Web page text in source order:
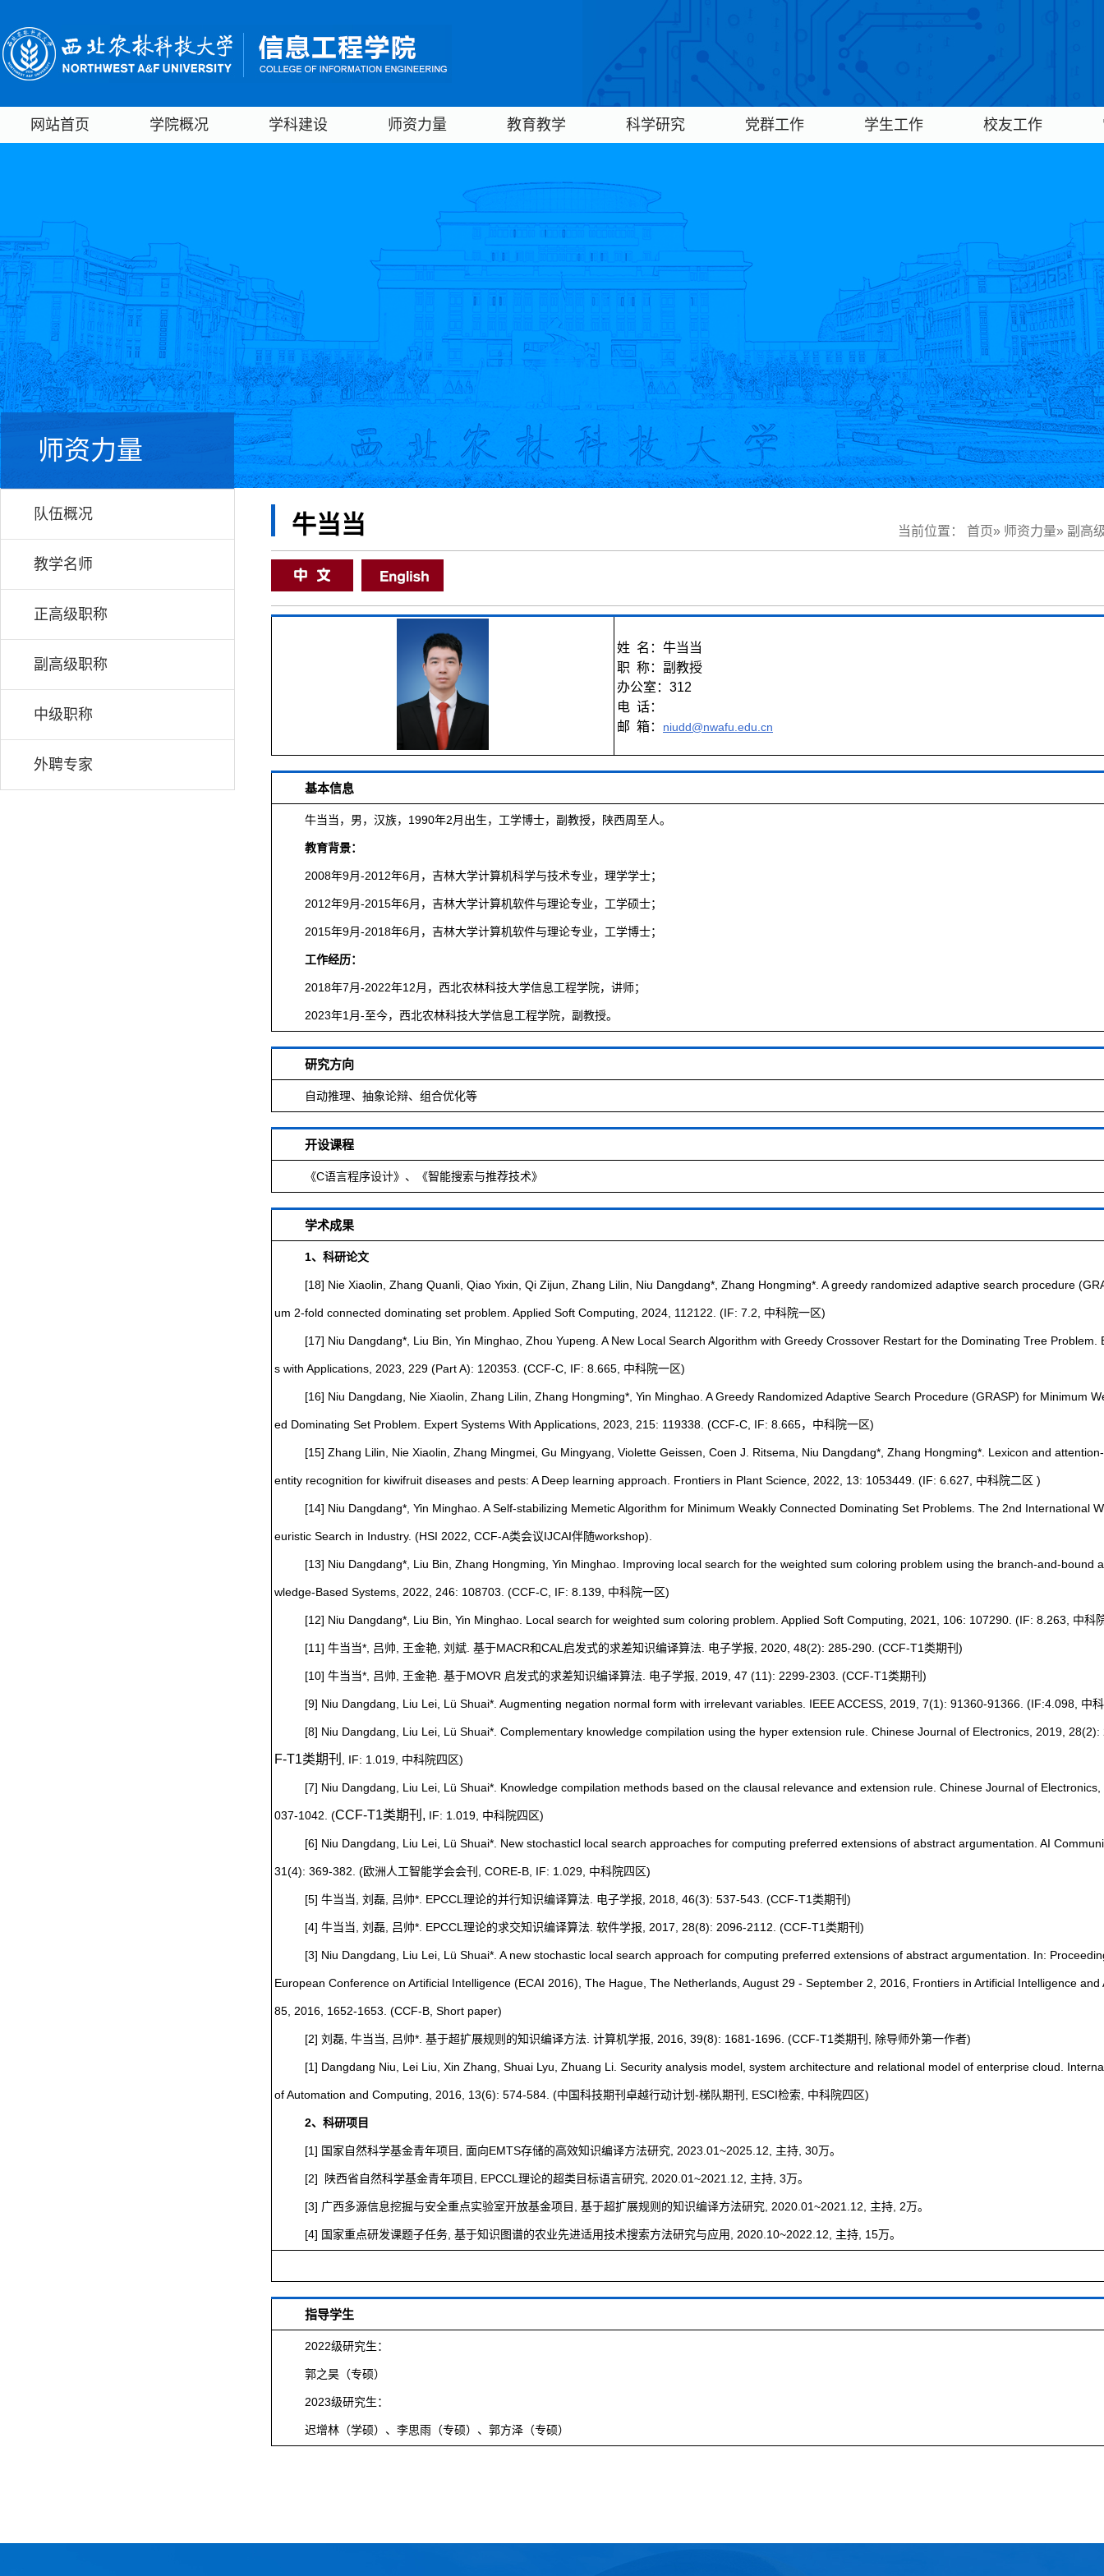
网站首页 学院概况 学科建设 师资力量 教育教学 科学研究 党群工作 学生工作 校友工作
师资力量
队伍概况
教学名师
正高级职称
副高级职称
中级职称
外聘专家
当前位置： 首页» 师资力量» 副高
牛当当
姓 名：牛当当
职 称：副教授
办公室：312
电 话：
邮 箱： niudd@nwafu.edu.cn
基本信息
牛当当，男，汉族，1990年2月出生，工学博士，副教授，陕西周至人。
教育背景：
2008年9月-2012年6月，吉林大学计算机科学与技术专业，理学学士；
2012年9月-2015年6月，吉林大学计算机软件与理论专业，工学硕士；
2015年9月-2018年6月，吉林大学计算机软件与理论专业，工学博士；
工作经历：
2018年7月-2022年12月，西北农林科技大学信息工程学院，讲师；
2023年1月-至今，西北农林科技大学信息工程学院，副教授。
研究方向
自动推理、抽象论辩、组合优化等
开设课程
《C语言程序设计》、《智能搜索与推荐技术》
学术成果
1、科研论文
[18] Nie Xiaolin, Zhang Quanli, Qiao Yixin, Qi Zijun, Zhang Lilin, Niu Dangdang*, Zhang Hongming*. A greedy randomized adaptive search procedure
um 2-fold connected dominating set problem. Applied Soft Computing, 2024, 112122. (IF: 7.2, 中科院一区)
[17] Niu Dangdang*, Liu Bin, Yin Minghao, Zhou Yupeng. A New Local Search Algorithm with Greedy Crossover Restart for the Dominating Tree Problem.
s with Applications, 2023, 229 (Part A): 120353. (CCF-C, IF: 8.665, 中科院一区)
[16] Niu Dangdang, Nie Xiaolin, Zhang Lilin, Zhang Hongming*, Yin Minghao. A Greedy Randomized Adaptive Search Procedure (GRASP) for Minimum
ed Dominating Set Problem. Expert Systems With Applications, 2023, 215: 119338. (CCF-C, IF: 8.665，中科院一区)
[15] Zhang Lilin, Nie Xiaolin, Zhang Mingmei, Gu Mingyang, Violette Geissen, Coen J. Ritsema, Niu Dangdang*, Zhang Hongming*. Lexicon and
entity recognition for kiwifruit diseases and pests: A Deep learning approach. Frontiers in Plant Science, 2022, 13: 1053449. (IF: 6.627, 中科院二区 )
[14] Niu Dangdang*, Yin Minghao. A Self-stabilizing Memetic Algorithm for Minimum Weakly Connected Dominating Set Problems. The 2nd International
euristic Search in Industry. (HSI 2022, CCF-A类会议IJCAI伴随workshop).
[13] Niu Dangdang*, Liu Bin, Zhang Hongming, Yin Minghao. Improving local search for the weighted sum coloring problem using the branch-and-bound
wledge-Based Systems, 2022, 246: 108703. (CCF-C, IF: 8.139, 中科院一区)
[12] Niu Dangdang*, Liu Bin, Yin Minghao. Local search for weighted sum coloring problem. Applied Soft Computing, 2021, 106: 107290. (IF: 8.263, 中科
[11] 牛当当*, 吕帅, 王金艳, 刘斌. 基于MACR和CAL启发式的求差知识编译算法. 电子学报, 2020, 48(2): 285-290. (CCF-T1类期刊)
[10] 牛当当*, 吕帅, 王金艳. 基于MOVR 启发式的求差知识编译算法. 电子学报, 2019, 47 (11): 2299-2303. (CCF-T1类期刊)
[9] Niu Dangdang, Liu Lei, Lü Shuai*. Augmenting negation normal form with irrelevant variables. IEEE ACCESS, 2019, 7(1): 91360-91366. (IF:4.098, 中
[8] Niu Dangdang, Liu Lei, Lü Shuai*. Complementary knowledge compilation using the hyper extension rule. Chinese Journal of Electronics, 2019,
F-T1类期刊 , IF: 1.019, 中科院四区)
[7] Niu Dangdang, Liu Lei, Lü Shuai*. Knowledge compilation methods based on the clausal relevance and extension rule. Chinese Journal of
037-1042. (CCF-T1类期刊 , IF: 1.019, 中科院四区)
[6] Niu Dangdang, Liu Lei, Lü Shuai*. New stochasticl local search approaches for computing preferred extensions of abstract argumentation. AI
31(4): 369-382. (欧洲人工智能学会会刊, CORE-B, IF: 1.029, 中科院四区)
[5] 牛当当, 刘磊, 吕帅*. EPCCL理论的并行知识编译算法. 电子学报, 2018, 46(3): 537-543. (CCF-T1类期刊)
[4] 牛当当, 刘磊, 吕帅*. EPCCL理论的求交知识编译算法. 软件学报, 2017, 28(8): 2096-2112. (CCF-T1类期刊)
[3] Niu Dangdang, Liu Lei, Lü Shuai*. A new stochastic local search approach for computing preferred extensions of abstract argumentation. In:
European Conference on Artificial Intelligence (ECAI 2016), The Hague, The Netherlands, August 29 - September 2, 2016, Frontiers in Artificial Intelligence and
85, 2016, 1652-1653. (CCF-B, Short paper)
[2] 刘磊, 牛当当, 吕帅*. 基于超扩展规则的知识编译方法. 计算机学报, 2016, 39(8): 1681-1696. (CCF-T1类期刊 , 除导师外第一作者)
[1] Dangdang Niu, Lei Liu, Xin Zhang, Shuai Lyu, Zhuang Li. Security analysis model, system architecture and relational model of enterprise cloud.
of Automation and Computing, 2016, 13(6): 574-584. (中国科技期刊卓越行动计划-梯队期刊, ESCI检索, 中科院四区)
2、科研项目
[1] 国家自然科学基金青年项目, 面向EMTS存储的高效知识编译方法研究, 2023.01~2025.12, 主持, 30万。
[2] 陕西省自然科学基金青年项目, EPCCL理论的超类目标语言研究, 2020.01~2021.12, 主持, 3万。
[3] 广西多源信息挖掘与安全重点实验室开放基金项目, 基于超扩展规则的知识编译方法研究, 2020.01~2021.12, 主持, 2万。
[4] 国家重点研发课题子任务, 基于知识图谱的农业先进适用技术搜索方法研究与应用, 2020.10~2022.12, 主持, 15万。
指导学生
2022级研究生：
郭之昊（专硕）
2023级研究生：
迟增林（学硕）、李思雨（专硕）、郭方泽（专硕）